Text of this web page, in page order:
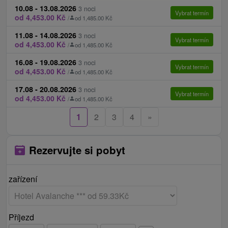
10.08 - 13.08.2026 3 noci
od 4,453.00 Kč / od 1,485.00 Kč
Vybrat termín
11.08 - 14.08.2026 3 noci
od 4,453.00 Kč / od 1,485.00 Kč
Vybrat termín
16.08 - 19.08.2026 3 noci
od 4,453.00 Kč / od 1,485.00 Kč
Vybrat termín
17.08 - 20.08.2026 3 noci
od 4,453.00 Kč / od 1,485.00 Kč
Vybrat termín
1 2 3 4 »
Rezervujte si pobyt
zařízení
Příjezd